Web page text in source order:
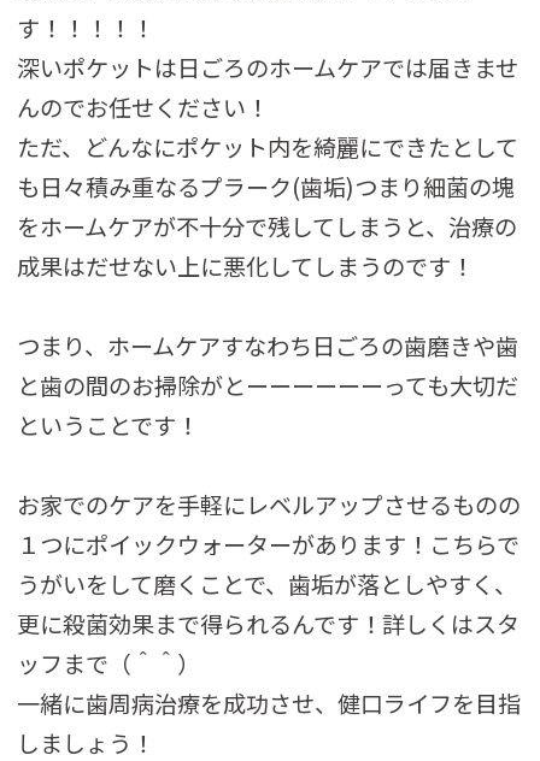
す！！！！！
深いポケットは日ごろのホームケアでは届きませ
んのでお任せください！
ただ、どんなにポケット内を綺麗にできたとして
も日々積み重なるプラーク(歯垢)つまり細菌の塊
をホームケアが不十分で残してしまうと、治療の
成果はだせない上に悪化してしまうのです！
つまり、ホームケアすなわち日ごろの歯磨きや歯
と歯の間のお掃除がとーーーーーーっても大切だ
ということです！
お家でのケアを手軽にレベルアップさせるものの
１つにポイックウォーターがあります！こちらで
うがいをして磨くことで、歯垢が落としやすく、
更に殺菌効果まで得られるんです！詳しくはスタ
ッフまで（＾＾）
一緒に歯周病治療を成功させ、健口ライフを目指
しましょう！